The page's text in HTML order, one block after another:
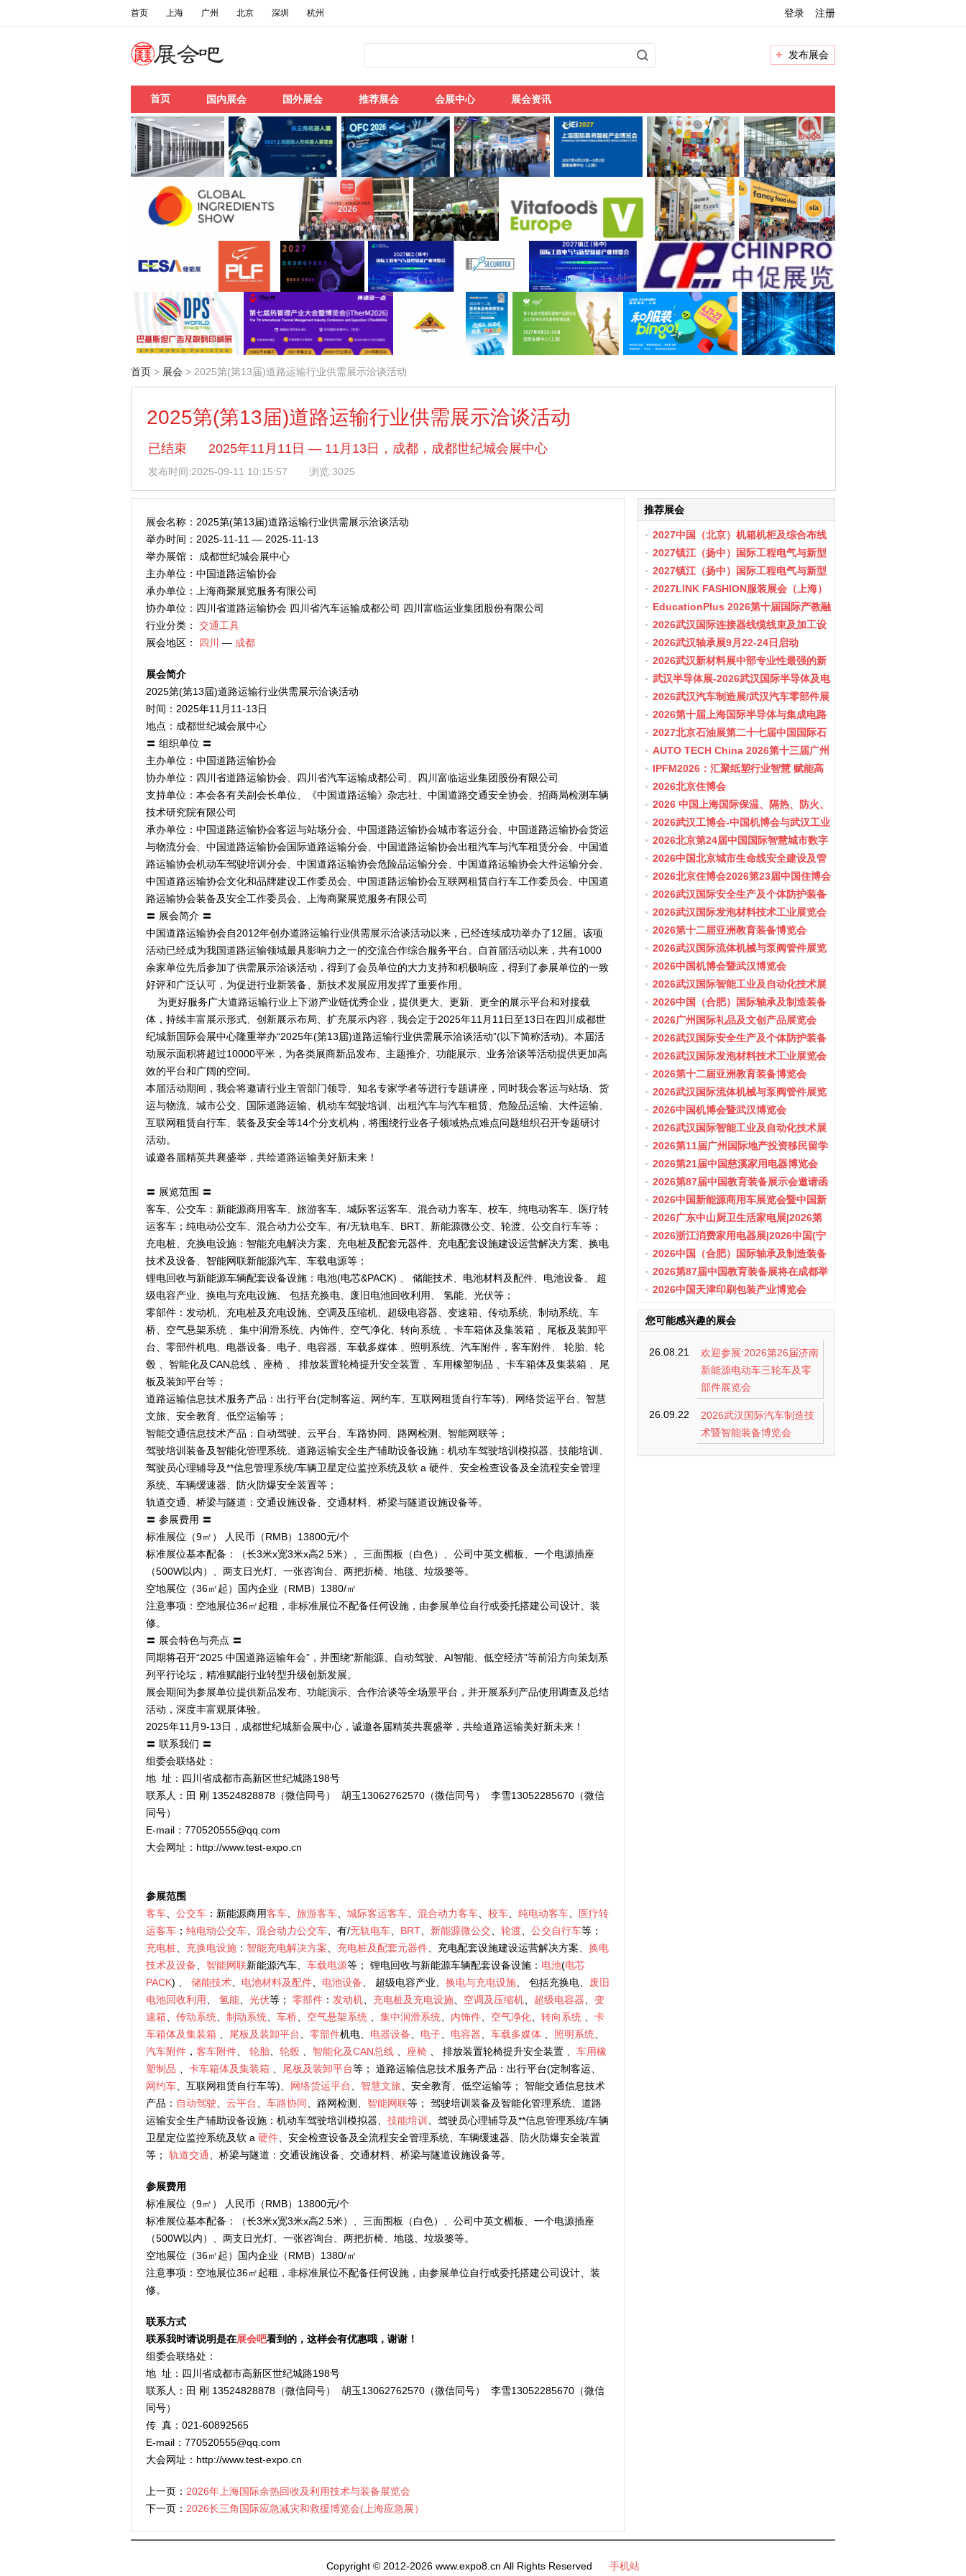
首页 上海 广州 北京 深圳 杭州 登录 注册
首页 国内展会 国外展会 推荐展会 会展中心 展会资讯
发布展会
首页 > 展会 > 2025第(第13届)道路运输行业供需展示洽谈活动
2025第(第13届)道路运输行业供需展示洽谈活动
发布时间:2025-09-11 10:15:57 浏览:3025
已结束 2025年11月11日 — 11月13日，成都，成都世纪城会展中心
展会名称：2025第(第13届)道路运输行业供需展示洽谈活动
举办时间：2025-11-11 — 2025-11-13
举办展馆： 成都世纪城会展中心
主办单位：中国道路运输协会
承办单位：上海商聚展览服务有限公司
协办单位：四川省道路运输协会 四川省汽车运输成都公司 四川富临运业集团股份有限公司
行业分类： 交通工具
展会地区： 四川 — 成都
展会简介
2025第(第13届)道路运输行业供需展示洽谈活动
时间：2025年11月11-13日
地点：成都世纪城会展中心
〓 组织单位 〓
主办单位：中国道路运输协会
协办单位：四川省道路运输协会、四川省汽车运输成都公司、四川富临运业集团股份有限公司
支持单位：本会各有关副会长单位、《中国道路运输》杂志社、中国道路交通安全协会、招商局检测车辆
技术研究院有限公司
承办单位：中国道路运输协会客运与站场分会、中国道路运输协会城市客运分会、中国道路运输协会货运
与物流分会、中国道路运输协会国际道路运输分会、中国道路运输协会出租汽车与汽车租赁分会、中国道
路运输协会机动车驾驶培训分会、中国道路运输协会危险品运输分会、中国道路运输协会大件运输分会、
中国道路运输协会文化和品牌建设工作委员会、中国道路运输协会互联网租赁自行车工作委员会、中国道
路运输协会装备及安全工作委员会、上海商聚展览服务有限公司
〓 展会简介 〓
中国道路运输协会自2012年创办道路运输行业供需展示洽谈活动以来，已经连续成功举办了12届。该项
活动已经成为我国道路运输领域最具影响力之一的交流合作综合服务平台。自首届活动以来，共有1000
余家单位先后参加了供需展示洽谈活动，得到了会员单位的大力支持和积极响应，得到了参展单位的一致
好评和广泛认可，为促进行业新装备、新技术发展应用发挥了重要作用。
为更好服务广大道路运输行业上下游产业链优秀企业，提供更大、更新、更全的展示平台和对接载
体，持续丰富展示形式、创新展示布局、扩充展示内容，我会定于2025年11月11日至13日在四川成都世
纪城新国际会展中心隆重举办“2025年(第13届)道路运输行业供需展示洽谈活动”(以下简称活动)。本届活
动展示面积将超过10000平米，为各类展商新品发布、主题推介、功能展示、业务洽谈等活动提供更加高
效的平台和广阔的空间。
本届活动期间，我会将邀请行业主管部门领导、知名专家学者等进行专题讲座，同时我会客运与站场、货
运与物流、城市公交、国际道路运输、机动车驾驶培训、出租汽车与汽车租赁、危险品运输、大件运输、
互联网租赁自行车、装备及安全等14个分支机构，将围绕行业各子领域热点难点问题组织召开专题研讨
活动。
诚邀各届精英共襄盛举，共绘道路运输美好新未来！
〓 展览范围 〓
客车、公交车：新能源商用客车、旅游客车、城际客运客车、混合动力客车、校车、纯电动客车、医疗转
运客车；纯电动公交车、混合动力公交车、有/无轨电车、BRT、新能源微公交、轮渡、公交自行车等；
充电桩、充换电设施：智能充电解决方案、充电桩及配套元器件、充电配套设施建设运营解决方案、换电
技术及设备、智能网联新能源汽车、车载电源等；
锂电回收与新能源车辆配套设备设施：电池(电芯&PACK) 、 储能技术、电池材料及配件、电池设备、 超
级电容产业、换电与充电设施、 包括充换电、废旧电池回收利用、 氢能、光伏等；
零部件：发动机、充电桩及充电设施、空调及压缩机、超级电容器、变速箱、传动系统、制动系统、车
桥、空气悬架系统 、集中润滑系统、内饰件、空气净化、转向系统 、卡车箱体及集装箱 、尾板及装卸平
台、零部件机电、电器设备、电子、电容器、车载多媒体 、照明系统、汽车附件，客车附件、 轮胎、轮
毂 、智能化及CAN总线 、座椅 、 排放装置轮椅提升安全装置 、车用橡塑制品 、卡车箱体及集装箱 、尾
板及装卸平台等；
道路运输信息技术服务产品：出行平台(定制客运、网约车、互联网租赁自行车等)、网络货运平台、智慧
文旅、安全教育、低空运输等；
智能交通信息技术产品：自动驾驶、云平台、车路协同、路网检测、智能网联等；
驾驶培训装备及智能化管理系统、道路运输安全生产辅助设备设施：机动车驾驶培训模拟器、技能培训、
驾驶员心理辅导及**信息管理系统/车辆卫星定位监控系统及软 a 硬件、安全检查设备及全流程安全管理
系统、车辆缓速器、防火防爆安全装置等；
轨道交通、桥梁与隧道：交通设施设备、交通材料、桥梁与隧道设施设备等。
〓 参展费用 〓
标准展位（9㎡） 人民币（RMB）13800元/个
标准展位基本配备：（长3米x宽3米x高2.5米）、三面围板（白色）、公司中英文楣板、一个电源插座
（500W以内）、两支日光灯、一张咨询台、两把折椅、地毯、垃圾篓等。
空地展位（36㎡起）国内企业（RMB）1380/㎡
注意事项：空地展位36㎡起租，非标准展位不配备任何设施，由参展单位自行或委托搭建公司设计、装
修。
〓 展会特色与亮点 〓
同期将召开“2025 中国道路运输年会”，并围绕“新能源、自动驾驶、AI智能、低空经济”等前沿方向策划系
列平行论坛，精准赋能行业转型升级创新发展。
展会期间为参展单位提供新品发布、功能演示、合作洽谈等全场景平台，并开展系列产品使用调查及总结
活动，深度丰富观展体验。
2025年11月9-13日，成都世纪城新会展中心，诚邀各届精英共襄盛举，共绘道路运输美好新未来！
〓 联系我们 〓
组委会联络处：
地 址：四川省成都市高新区世纪城路198号
联系人：田 刚 13524828878（微信同号） 胡玉13062762570（微信同号） 李雪13052285670（微信
同号）
E-mail：770520555@qq.com
大会网址：http://www.test-expo.cn
参展范围
客车
公交车 ：新能源商用客车 旅游客车 城际客运客车 混合动力客车 校车 纯电动客车
医疗转
运客车 ； 纯电动公交车 混合动力公交车 、有/无轨电车 BRT 新能源微公交 轮渡 公交自行车等；
充电桩
充换电设施 ： 智能充电解决方案 充电桩及配套元器件 、充电配套设施建设运营解决方案、 换电
技术及设备
智能网联新能源汽车、 车载电源等； 锂电回收与新能源车辆配套设备设施： 电池(电芯
PACK) 、 储能技术 电池材料及配件 电池设备 、 超级电容产业、 换电与充电设施 、 包括充换电、
废旧
电池回收利用
氢能 光伏等； 零部件 ： 发动机 充电桩及充电设施 空调及压缩机 超级电容器
变
速箱
传动系统 制动系统 车桥 空气悬架系统 集中润滑系统 内饰件 空气净化 转向系统
卡
车箱体及集装箱
尾板及装卸平台 零部件机电、 电器设备 电子 电容器 车载多媒体 照明系统
汽车附件 ， 客车附件 轮胎 轮毂 智能化及CAN总线 座椅 、 排放装置轮椅提升安全装置 、 车用橡
塑制品
卡车箱体及集装箱 尾板及装卸平台等； 道路运输信息技术服务产品：出行平台(定制客运、
网约车 、互联网租赁自行车等)、 网络货运平台 智慧文旅 、安全教育、低空运输等； 智能交通信息技术
产品： 自动驾驶 云平台 车路协同 、路网检测、 智能网联等； 驾驶培训装备及智能化管理系统、道路
运输安全生产辅助设备设施：机动车驾驶培训模拟器、 技能培训
、驾驶员心理辅导及**信息管理系统/车辆
卫星定位监控系统及软 a 硬件 、安全检查设备及全流程安全管理系统、车辆缓速器、防火防爆安全装置
等； 轨道交通 、桥梁与隧道：交通设施设备、交通材料、桥梁与隧道设施设备等。
参展费用
标准展位（9㎡） 人民币（RMB）13800元/个
标准展位基本配备：（长3米x宽3米x高2.5米）、三面围板（白色）、公司中英文楣板、一个电源插座
（500W以内）、两支日光灯、一张咨询台、两把折椅、地毯、垃圾篓等。
空地展位（36㎡起）国内企业（RMB）1380/㎡
注意事项：空地展位36㎡起租，非标准展位不配备任何设施，由参展单位自行或委托搭建公司设计、装
修。
联系方式
联系我时请说明是在展会吧看到的，这样会有优惠哦，谢谢！
组委会联络处：
地 址：四川省成都市高新区世纪城路198号
联系人：田 刚 13524828878（微信同号） 胡玉13062762570（微信同号） 李雪13052285670（微信
同号）
传 真：021-60892565
E-mail：770520555@qq.com
大会网址：http://www.test-expo.cn
上一页： 2026年上海国际余热回收及利用技术与装备展览会
下一页： 2026长三角国际应急减灾和救援博览会(上海应急展）
推荐展会
2027中国（北京）机箱机柜及综合布线
数据中心设施展览会
2027镇江（扬中）国际工程电气与新型
储能展会
2027镇江（扬中）国际工程电气与新型
储能产业博览会
2027LINK FASHION服装展会（上海）
EducationPlus 2026第十届国际产教融
合博览会
2026武汉国际连接器线缆线束及加工设
备展览会
2026武汉轴承展9月22-24日启动
2026武汉新材料展中部专业性最强的新
材料行业盛会
武汉半导体展-2026武汉国际半导体及电
子展览会
2026武汉汽车制造展/武汉汽车零部件展
2026第十届上海国际半导体与集成电路
产业应用博览会-11月10-12日
2027北京石油展第二十七届中国国际石
油石化技术装备展览会
AUTO TECH China 2026第十三届广州
国际汽车零部件及加工技术、汽车模具
展览会
IPFM2026：汇聚纸塑行业智慧 赋能高
质健康发展
2026北京住博会
2026 中国上海国际保温、隔热、防火、
隔音新材料展览
2026武汉工博会-中国机博会与武汉工业
博览会
2026北京第24届中国国际智慧城市数字
化城市城市更新建设博览会(主办住建
部）
2026中国北京城市生命线安全建设及管
网博览会
2026北京住博会2026第23届中国住博会
2026住博会
2026武汉国际安全生产及个体防护装备
展览会
2026武汉国际发泡材料技术工业展览会
2026第十二届亚洲教育装备博览会
2026武汉国际流体机械与泵阀管件展览
会/阀门展
2026中国机博会暨武汉博览会
2026武汉国际智能工业及自动化技术展
览会
2026中国（合肥）国际轴承及制造装备
展览会
2026广州国际礼品及文创产品展览会
2026武汉国际安全生产及个体防护装备
展览会
2026武汉国际发泡材料技术工业展览会
2026第十二届亚洲教育装备博览会
2026武汉国际流体机械与泵阀管件展览
会/阀门展
2026中国机博会暨武汉博览会
2026武汉国际智能工业及自动化技术展
览会
2026第11届广州国际地产投资移民留学
展览会
2026第21届中国慈溪家用电器博览会
2026第87届中国教育装备展示会邀请函
2026中国新能源商用车展览会暨中国新
能源商用车创新发展与产业融合大会
2026广东中山厨卫生活家电展|2026第
37届中国家电交易会（中山家电展）
2026浙江消费家用电器展|2026中国(宁
波)国际电子消费品及家用电器博览会
2026中国（合肥）国际轴承及制造装备
展览会
2026第87届中国教育装备展将在成都举
办
2026中国天津印刷包装产业博览会
您可能感兴趣的展会
26.08.21
欢迎参展:2026第26届济南
新能源电动车三轮车及零
部件展览会
26.09.22
2026武汉国际汽车制造技
术暨智能装备博览会
Copyright © 2012-2026 www.expo8.cn All Rights Reserved 手机站